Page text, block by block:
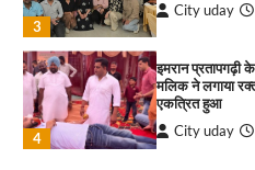
3
City uday
4
इमरान प्रतापगढ़ी
मलिक ने लगाया
एकत्रित हुआ
City uday
राहुल गाँधी ने खाई
की कसम: देवशाली
City uday